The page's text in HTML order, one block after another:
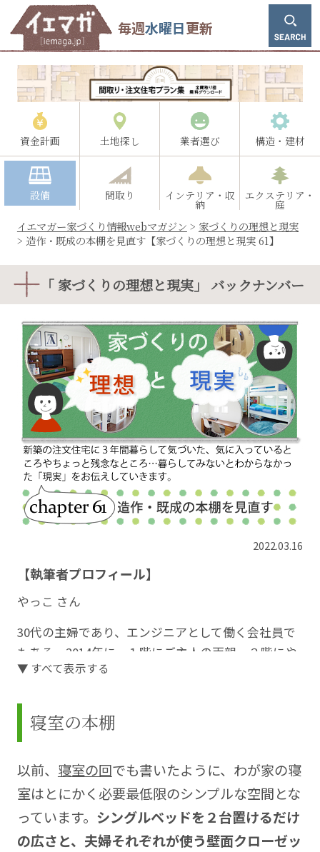
毎週水曜日更新
資金計画 土地探し 業者選び 構造・建材
設備 間取り インテリア・収
納
エクステリア・
庭
イエマガー家づくり情報webマガジン > 家づくりの理想と現実
> 造作・既成の本棚を見直す【家づくりの理想と現実 61】
「 家づくりの理想と現実」 バックナンバー
2022.03.16
【執筆者プロフィール】
やっこ さん
30代の主婦であり、エンジニアとして働く会社員で
もある。2014年に、１階にご主人の両親、２階にや
っこさんご家族（ご主人＋男児２人）が暮らす二世
家づくりの完成までの記録にとどまらず、完成後に
は図面では解らなかった使い勝手・デザインへの感
想、また使いやすくするための細やかな工夫等の情
報を公開し、新築を検討中の人たちに人気のブロガ
ーさんです。
Bloghttps://iemonokoto.blog.jp/
▼ すべて表示する
寝室の本棚
以前、 寝室の回でも書いたように、わが家の寝
室はとにかく必要最低限のシンプルな空間とな
っています。 シングルベッドを２台置けるだけ
の広さと、夫婦それぞれが使う壁面クローゼッ